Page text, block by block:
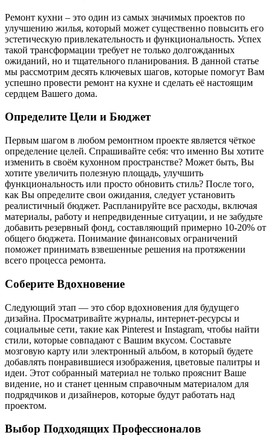
Ремонт кухни – это один из самых значимых проектов по
улучшению жилья, который может существенно повысить его
эстетическую привлекательность и функциональность. Успех
такой трансформации требует не только долгожданных
ожиданий, но и тщательного планирования. В данной статье
мы рассмотрим десять ключевых шагов, которые помогут Вам
успешно провести ремонт на кухне и сделать её настоящим
сердцем Вашего дома.
Определите Цели и Бюджет
Первым шагом в любом ремонтном проекте является чёткое
определение целей. Спрашивайте себя: что именно Вы хотите
изменить в своём кухонном пространстве? Может быть, Вы
хотите увеличить полезную площадь, улучшить
функциональность или просто обновить стиль? После того,
как Вы определите свои ожидания, следует установить
реалистичный бюджет. Распланируйте все расходы, включая
материалы, работу и непредвиденные ситуации, и не забудьте
добавить резервный фонд, составляющий примерно 10-20% от
общего бюджета. Понимание финансовых ограничений
поможет принимать взвешенные решения на протяжении
всего процесса ремонта.
Соберите Вдохновение
Следующий этап — это сбор вдохновения для будущего
дизайна. Просматривайте журналы, интернет-ресурсы и
социальные сети, такие как Pinterest и Instagram, чтобы найти
стили, которые совпадают с Вашим вкусом. Составьте
мозговую карту или электронный альбом, в который будете
добавлять понравившиеся изображения, цветовые палитры и
идеи. Этот собранный материал не только прояснит Ваше
видение, но и станет ценным справочным материалом для
подрядчиков и дизайнеров, которые будут работать над
проектом.
Выбор Подходящих Профессионалов